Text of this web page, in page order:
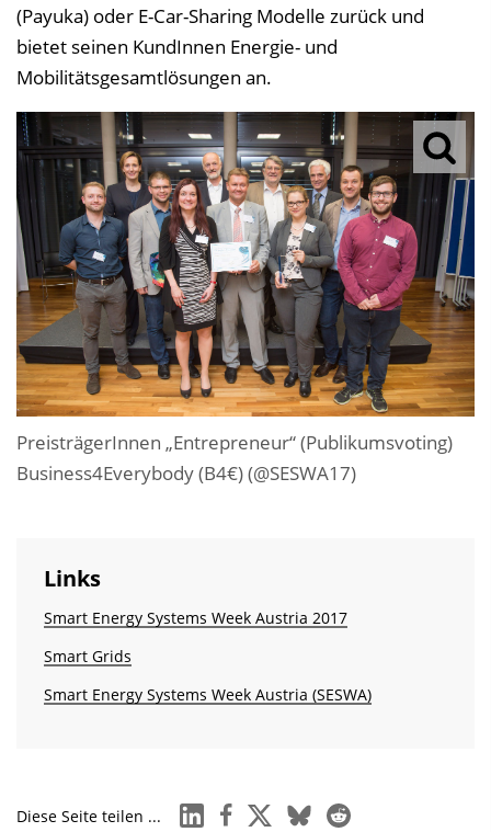
(Payuka) oder E-Car-Sharing Modelle zurück und
bietet seinen KundInnen Energie- und
Mobilitätsgesamtlösungen an.
PreisträgerInnen „Entrepreneur“ (Publikumsvoting)
Business4Everybody (B4€) (@SESWA17)
Links
Smart Energy Systems Week Austria 2017
Smart Grids
Smart Energy Systems Week Austria (SESWA)
Diese Seite teilen ... linkedinfacebook
x blueskyreddit